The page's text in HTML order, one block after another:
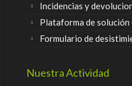
Incidencias y
Plataforma de
Formulario de
Nuestra Actividad